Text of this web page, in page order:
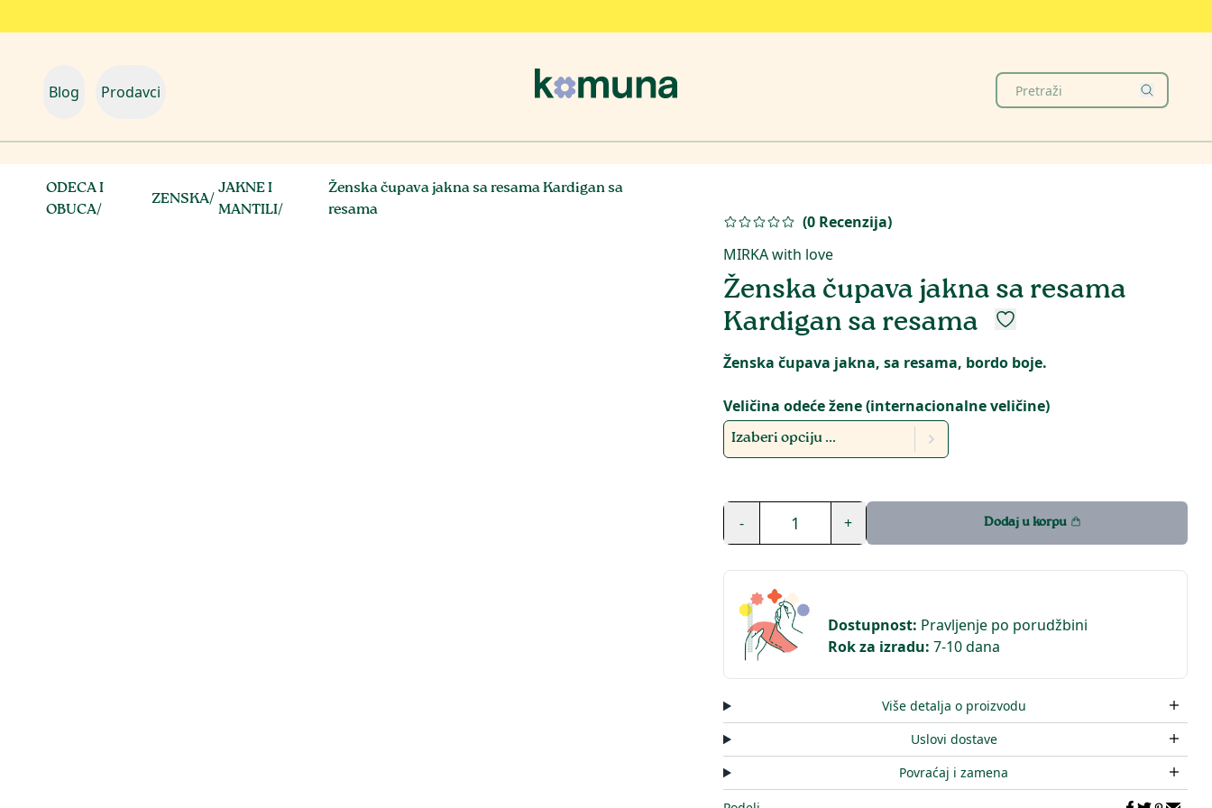
Blog Prodavci
ODECA I
OBUCA/
ZENSKA/
JAKNE I
MANTILI/
Ženska čupava jakna sa resama Kardigan sa
resama
(0 Recenzija)
MIRKA with love
Ženska čupava jakna sa resama
Kardigan sa resama
Ženska čupava jakna, sa resama, bordo boje.
Veličina odeće žene (internacionalne veličine)
Izaberi opciju ...
- 1 + Dodaj u korpu
Dostupnost: Pravljenje po porudžbini
Rok za izradu: 7-10 dana
Više detalja o proizvodu
Uslovi dostave
Povraćaj i zamena